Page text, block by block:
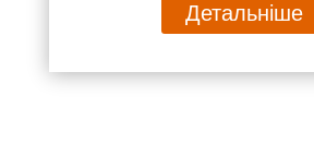
Детальніше